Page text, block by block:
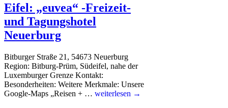
Eifel: „euvea“ -Freizeit-
und Tagungshotel
Neuerburg
Bitburger Straße 21, 54673 Neuerburg
Region: Bitburg-Prüm, Südeifel, nahe der
Luxemburger Grenze Kontakt:
Besonderheiten: Weitere Merkmale: Unsere
Google-Maps „Reisen + … weiterlesen →